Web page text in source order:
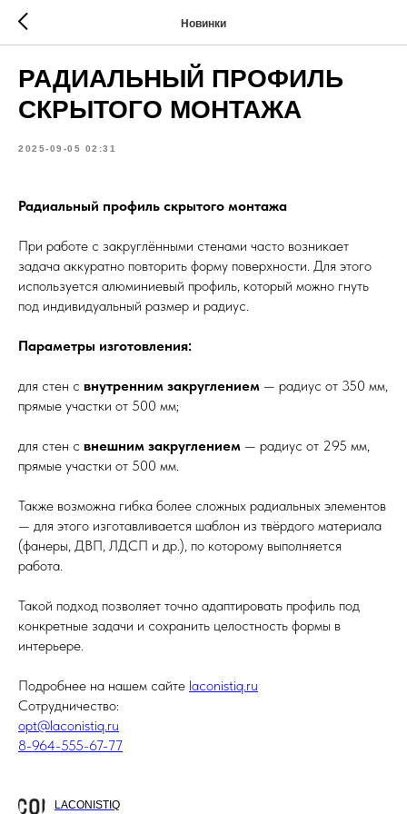
Новинки
РАДИАЛЬНЫЙ ПРОФИЛЬ
СКРЫТОГО МОНТАЖА
2025-09-05 02:31
Радиальный профиль скрытого монтажа
При работе с закруглёнными стенами часто возникает
задача аккуратно повторить форму поверхности. Для этого
используется алюминиевый профиль, который можно гнуть
под индивидуальный размер и радиус.
Параметры изготовления:
для стен с внутренним закруглением — радиус от 350 мм,
прямые участки от 500 мм;
для стен с внешним закруглением — радиус от 295 мм,
прямые участки от 500 мм.
Также возможна гибка более сложных радиальных элементов
— для этого изготавливается шаблон из твёрдого материала
(фанеры, ДВП, ЛДСП и др.), по которому выполняется
работа.
Такой подход позволяет точно адаптировать профиль под
конкретные задачи и сохранить целостность формы в
интерьере.
Подробнее на нашем сайте laconistiq.ru
Сотрудничество:
opt@laconistiq.ru
8-964-555-67-77
LACONISTIQ